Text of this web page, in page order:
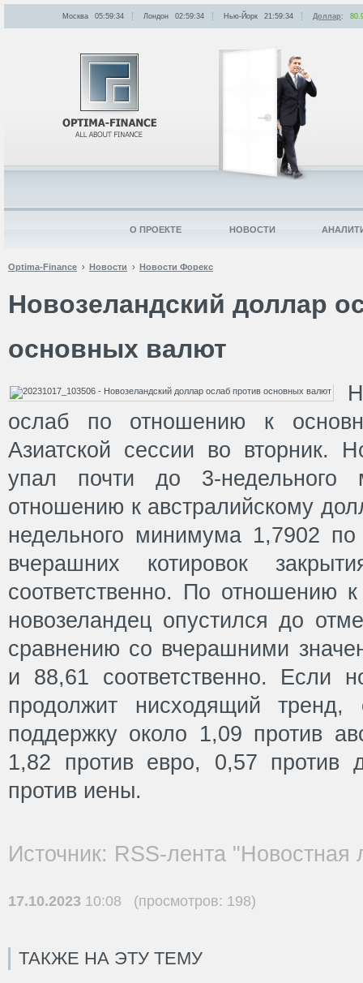
Optima-Finance Новости Новости Форекс
Новозеландский доллар
основных валют
ослаб по отношению к
Азиатской сессии во вторник.
упал почти до 3-
отношению к австралийскому
недельного минимума 1,7902
вчерашних котировок
соответственно. По
новозеландец опустился до
сравнению со вчерашними
и 88,61 соответственно. Если
продолжит нисходящий тренд,
поддержку около 1,09 против
1,82 против евро, 0,57
против иены.
Источник: RSS-лента "Новостная
17.10.2023 10:08 (просмотров: 198)
ТАКЖЕ НА ЭТУ ТЕМУ
Москва 05:59:34 Лондон 02:59:34 Нью-Йорк 21:59:34 Доллар:
О ПРОЕКТЕ НОВОСТИ